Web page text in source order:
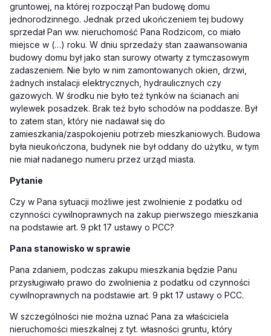
gruntowej, na której rozpoczął Pan budowę domu
jednorodzinnego. Jednak przed ukończeniem tej budowy
sprzedał Pan ww. nieruchomość Pana Rodzicom, co miało
miejsce w (…) roku. W dniu sprzedaży stan zaawansowania
budowy domu był jako stan surowy otwarty z tymczasowym
zadaszeniem. Nie było w nim zamontowanych okien, drzwi,
żadnych instalacji elektrycznych, hydraulicznych czy
gazowych. W środku nie było też tynków na ścianach ani
wylewek posadzek. Brak też było schodów na poddasze. Był
to zatem stan, który nie nadawał się do
zamieszkania/zaspokojeniu potrzeb mieszkaniowych. Budowa
była nieukończona, budynek nie był oddany do użytku, w tym
nie miał nadanego numeru przez urząd miasta.
Pytanie
Czy w Pana sytuacji możliwe jest zwolnienie z podatku od
czynności cywilnoprawnych na zakup pierwszego mieszkania
na podstawie art. 9 pkt 17 ustawy o PCC?
Pana stanowisko w sprawie
Pana zdaniem, podczas zakupu mieszkania będzie Panu
przysługiwało prawo do zwolnienia z podatku od czynności
cywilnoprawnych na podstawie art. 9 pkt 17 ustawy o PCC.
W szczególności nie można uznać Pana za właściciela
nieruchomości mieszkalnej z tyt. własności gruntu, który